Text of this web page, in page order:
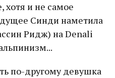
хотя и не самое
Синди наметила
Ридж) на Denali
по-другому девушка